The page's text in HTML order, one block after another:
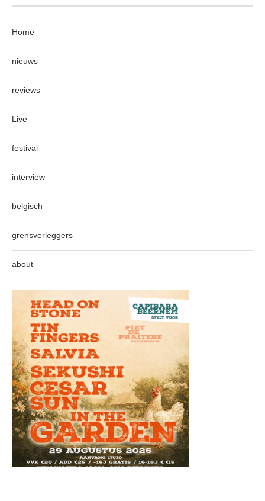
Home
nieuws
reviews
Live
festival
interview
belgisch
grensverleggers
about